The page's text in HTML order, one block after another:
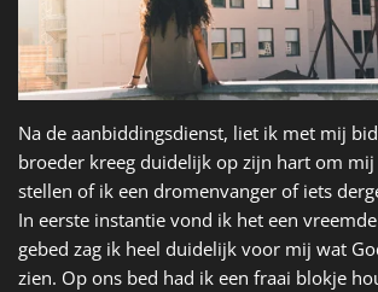
Na de aanbiddingsdienst, liet ik met mij
broeder kreeg duidelijk op zijn hart om mij
stellen of ik een dromenvanger of iets
In eerste instantie vond ik het een
gebed zag ik heel duidelijk voor mij wat
zien. Op ons bed had ik een fraai blokje